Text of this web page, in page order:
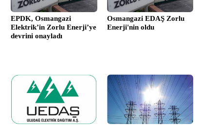
EPDK, Osmangazi
Elektrik’in Zorlu Enerji’ye
devrini onayladı
Osmangazi EDAŞ Zorlu
Enerji'nin oldu